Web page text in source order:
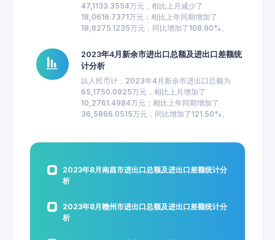
47,1133.3554万元，相比上月减少了
18,0616.7371万元；相比上年同期增加了
18,6275.1235万元，同比增加了108.90%。
2023年4月新余市进出口总额及进出口差额统
计分析
以人民币计，2023年4月新余市进出口总额为
65,1750.0925万元，相比上月增加了
10,2761.4984万元；相比上年同期增加了
36,5866.0515万元，同比增加了121.50%。
2023年8月南昌市进出口总额及进出口差额统计分
析
2023年8月赣州市进出口总额及进出口差额统计分
析